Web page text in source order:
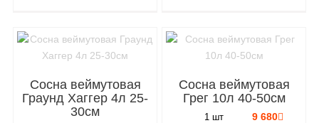
Сосна веймутовая
Граунд Хаггер 4л 25-
30см
Сосна веймутовая
Грег 10л 40-50см
1 шт 9 680